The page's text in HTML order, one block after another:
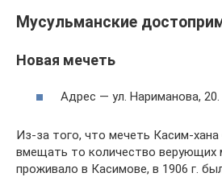
Мусульманские
Новая мечеть
Адрес — ул. Нариманова, 20.
Из-за того, что мечеть Касим-
вмещать то количество верующих
проживало в Касимове, в 1906 г.